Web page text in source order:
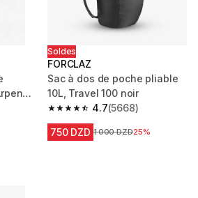
reviews
Soldes
FORCLAZ
Sac à dos de poche pliable
10L, Travel 100 noir
4.7
4.7 out of 5 stars from 5668
(5668)
750 DZD Prix avant la réduction
1 000 DZD25%